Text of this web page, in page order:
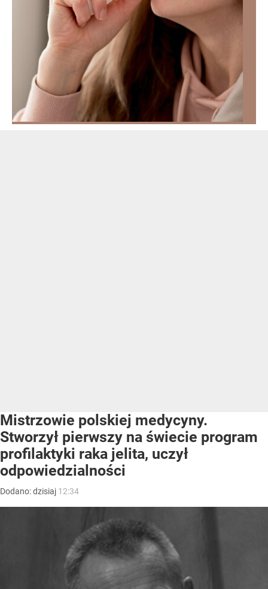
Mistrzowie polskiej medycyny.
Stworzył pierwszy na świecie program
profilaktyki raka jelita, uczył
odpowiedzialności
Dodano:dzisiaj 12:34